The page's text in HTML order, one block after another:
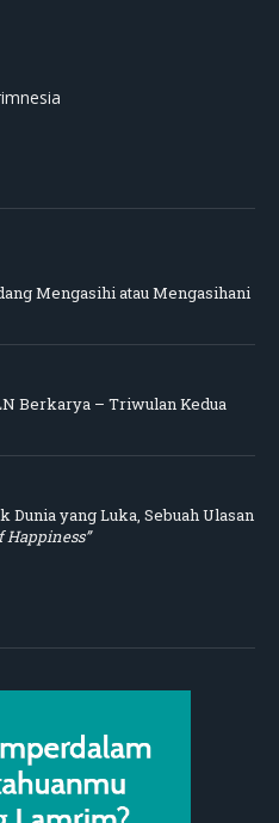
Mengasihi atau Mengasihani
Berkarya – Triwulan Kedua
Dunia yang Luka, Sebuah Ulasan
Happiness”